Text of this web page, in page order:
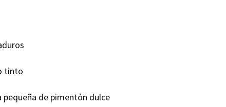
tinto
pequeña de pimentón dulce